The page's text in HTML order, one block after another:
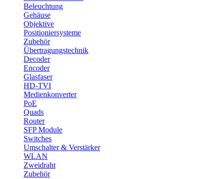
Beleuchtung
Gehäuse
Objektive
Positioniersysteme
Zubehör
Übertragungstechnik
Decoder
Encoder
Glasfaser
HD-TVI
Medienkonverter
PoE
Quads
Router
SFP Module
Switches
Umschalter & Verstärker
WLAN
Zweidraht
Zubehör